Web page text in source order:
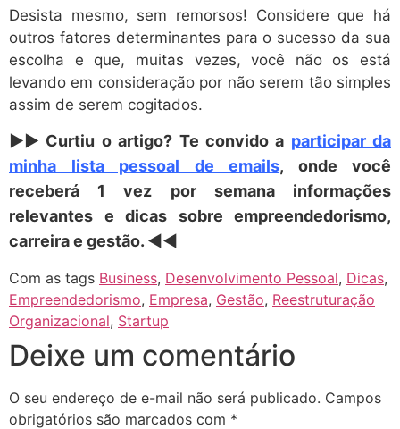
Desista mesmo, sem remorsos! Considere que há
outros fatores determinantes para o sucesso da sua
escolha e que, muitas vezes, você não os está
levando em consideração por não serem tão simples
assim de serem cogitados.
►► Curtiu o artigo? Te convido a participar da
minha lista pessoal de emails, onde você
receberá 1 vez por semana informações
relevantes e dicas sobre empreendedorismo,
carreira e gestão. ◄◄
Com as tags Business, Desenvolvimento Pessoal, Dicas,
Empreendedorismo, Empresa, Gestão, Reestruturação
Organizacional, Startup
Deixe um comentário
O seu endereço de e-mail não será publicado. Campos
obrigatórios são marcados com *